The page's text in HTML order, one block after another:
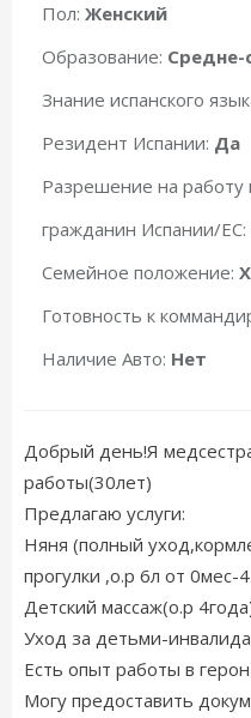
Пол: Женский
Образование: Средне-
Знание испанского
Резидент Испании: Да
Разрешение на работу
гражданин Испании/ЕС:
Семейное положение:
Готовность к
Наличие Авто: Нет
Добрый день!Я
работы(30лет)
Предлагаю услуги:
Няня (полный
прогулки ,о.р 6л от 0мес-
Детский массаж(о.р
Уход за детьми-
Есть опыт работы в
Могу предоставить